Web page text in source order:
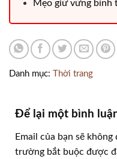
Mẹo giữ vững bình
Danh mục: Thời trang
Để lại một bình
Email của bạn sẽ
trường bắt buộc được